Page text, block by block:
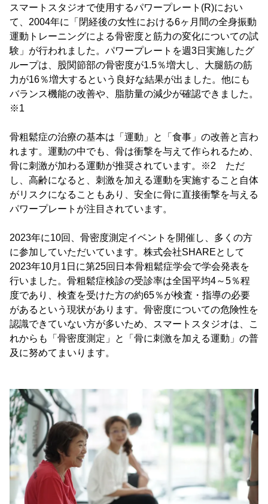
スマートスタジオで使用するパワープレート(R)におい
て、2004年に「閉経後の女性における6ヶ月間の全身振動
運動トレーニングによる骨密度と筋力の変化についての試
験」が行われました。パワープレートを週3日実施したグ
ループは、股関節部の骨密度が1.5％増大し、大腿筋の筋
力が16％増大するという良好な結果が出ました。他にも
バランス機能の改善や、脂肪量の減少が確認できました。
※1
骨粗鬆症の治療の基本は「運動」と「食事」の改善と言わ
れます。運動の中でも、骨は衝撃を与えて作られるため、
骨に刺激が加わる運動が推奨されています。※2 ただ
し、高齢になると、刺激を加える運動を実施すること自体
がリスクになることもあり、安全に骨に直接衝撃を与える
パワープレートが注目されています。
2023年に10回、骨密度測定イベントを開催し、多くの方
に参加していただいています。株式会社SHAREとして
2023年10月1日に第25回日本骨粗鬆症学会で学会発表を
行いました。骨粗鬆症検診の受診率は全国平均4～5％程
度であり、検査を受けた方の約65％が検査・指導の必要
があるという現状があります。骨密度についての危険性を
認識できていない方が多いため、スマートスタジオは、こ
れからも「骨密度測定」と「骨に刺激を加える運動」の普
及に努めてまいります。